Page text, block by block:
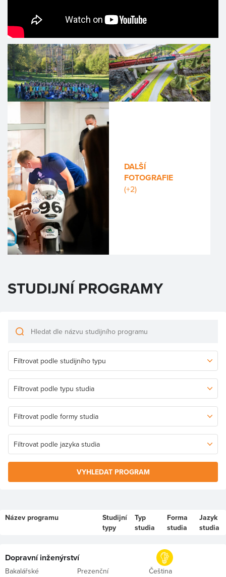
DALŠÍ
FOTOGRAFIE
(+2)
STUDIJNÍ PROGRAMY
VYHLEDAT PROGRAM
Název programu
Studijní
typy
Typ
studia
Forma
studia
Jazyk
studia
Dopravní inženýrství
Bakalářské Prezenční Čeština